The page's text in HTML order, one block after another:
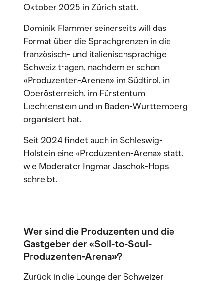
Oktober 2025 in Zürich statt.
Dominik Flammer seinerseits will das
Format über die Sprachgrenzen in die
französisch- und italienischsprachige
Schweiz tragen, nachdem er schon
«Produzenten-Arenen» im Südtirol, in
Oberösterreich, im Fürstentum
Liechtenstein und in Baden-Württemberg
organisiert hat.
Seit 2024 findet auch in Schleswig-
Holstein eine «Produzenten-Arena» statt,
wie Moderator Ingmar Jaschok-Hops
schreibt.
Wer sind die Produzenten und die
Gastgeber der «Soil-to-Soul-
Produzenten-Arena»?
Zurück in die Lounge der Schweizer